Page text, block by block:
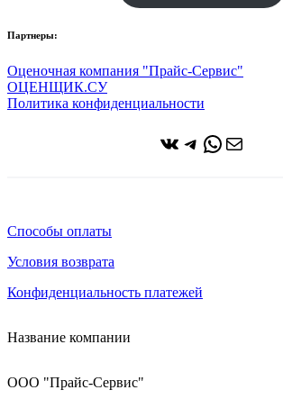
Партнеры:
Оценочная компания "Прайс-Сервис"
ОЦЕНЩИК.СУ
Политика конфиденциальности
ВКонтакте
Telegram
WhatsApp
Почта
Способы оплаты
Условия возврата
Конфиденциальность платежей
Название компании
ООО "Прайс-Сервис"